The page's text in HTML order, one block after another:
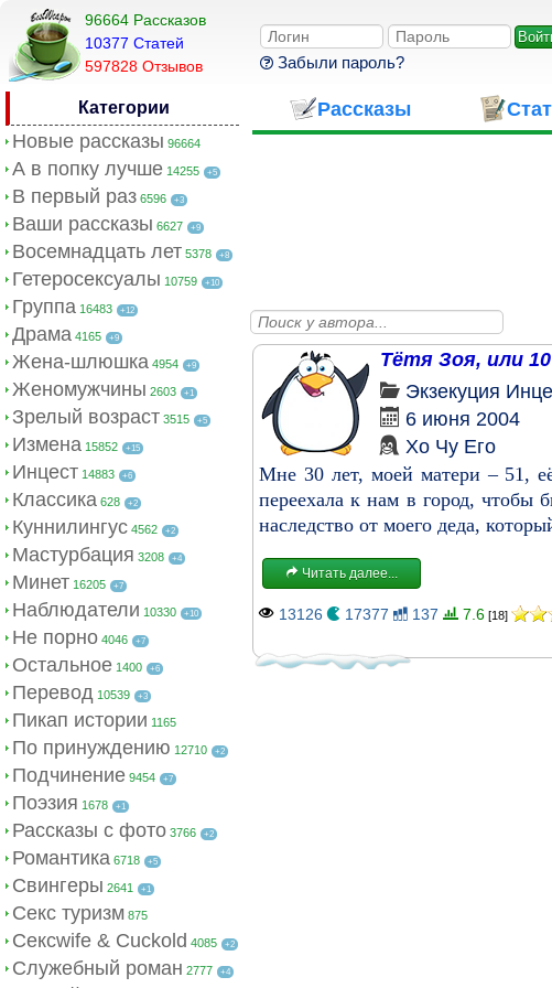
96664 Рассказов
10377 Cтатей
597828 Отзывов
Забыли пароль?
Категории
Новые рассказы 96664
А в попку лучше 14255 +5
В первый раз 6596 +3
Ваши рассказы 6627 +9
Восемнадцать лет 5378 +8
Гетеросексуалы 10759 +10
Группа 16483 +12
Драма 4165 +9
Жена-шлюшка 4954 +9
Женомужчины 2603 +1
Зрелый возраст 3515 +5
Измена 15852 +15
Инцест 14883 +6
Классика 628 +2
Куннилингус 4562 +2
Мастурбация 3208 +4
Минет 16205 +7
Наблюдатели 10330 +10
Не порно 4046 +7
Остальное 1400 +6
Перевод 10539 +3
Пикап истории 1165
По принуждению 12710 +2
Подчинение 9454 +7
Поэзия 1678 +1
Рассказы с фото 3766 +2
Романтика 6718 +5
Свингеры 2641 +1
Секс туризм 875
Сексwife & Cuckold 4085 +2
Служебный роман 2777 +4
Рассказы
Тётя Зоя, или
Экзекуция
6 июня 2004
Хо Чу Его
Мне 30 лет, моей матери – 51,
переехала к нам в город, чтобы
наследство от моего деда,
Читать далее...
13126 17377 137 7.6 [18]